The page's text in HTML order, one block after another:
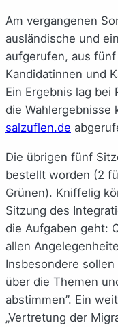
Am vergangenen
ausländische und
aufgerufen, aus
Kandidatinnen und
Ein Ergebnis lag bei
die Wahlergebnisse
salzuflen.de
Die übrigen fünf
bestellt worden (2
Grünen). Kniffelig
Sitzung des
die Aufgaben geht:
allen
Insbesondere
über die Themen
abstimmen”. Ein
„Vertretung der